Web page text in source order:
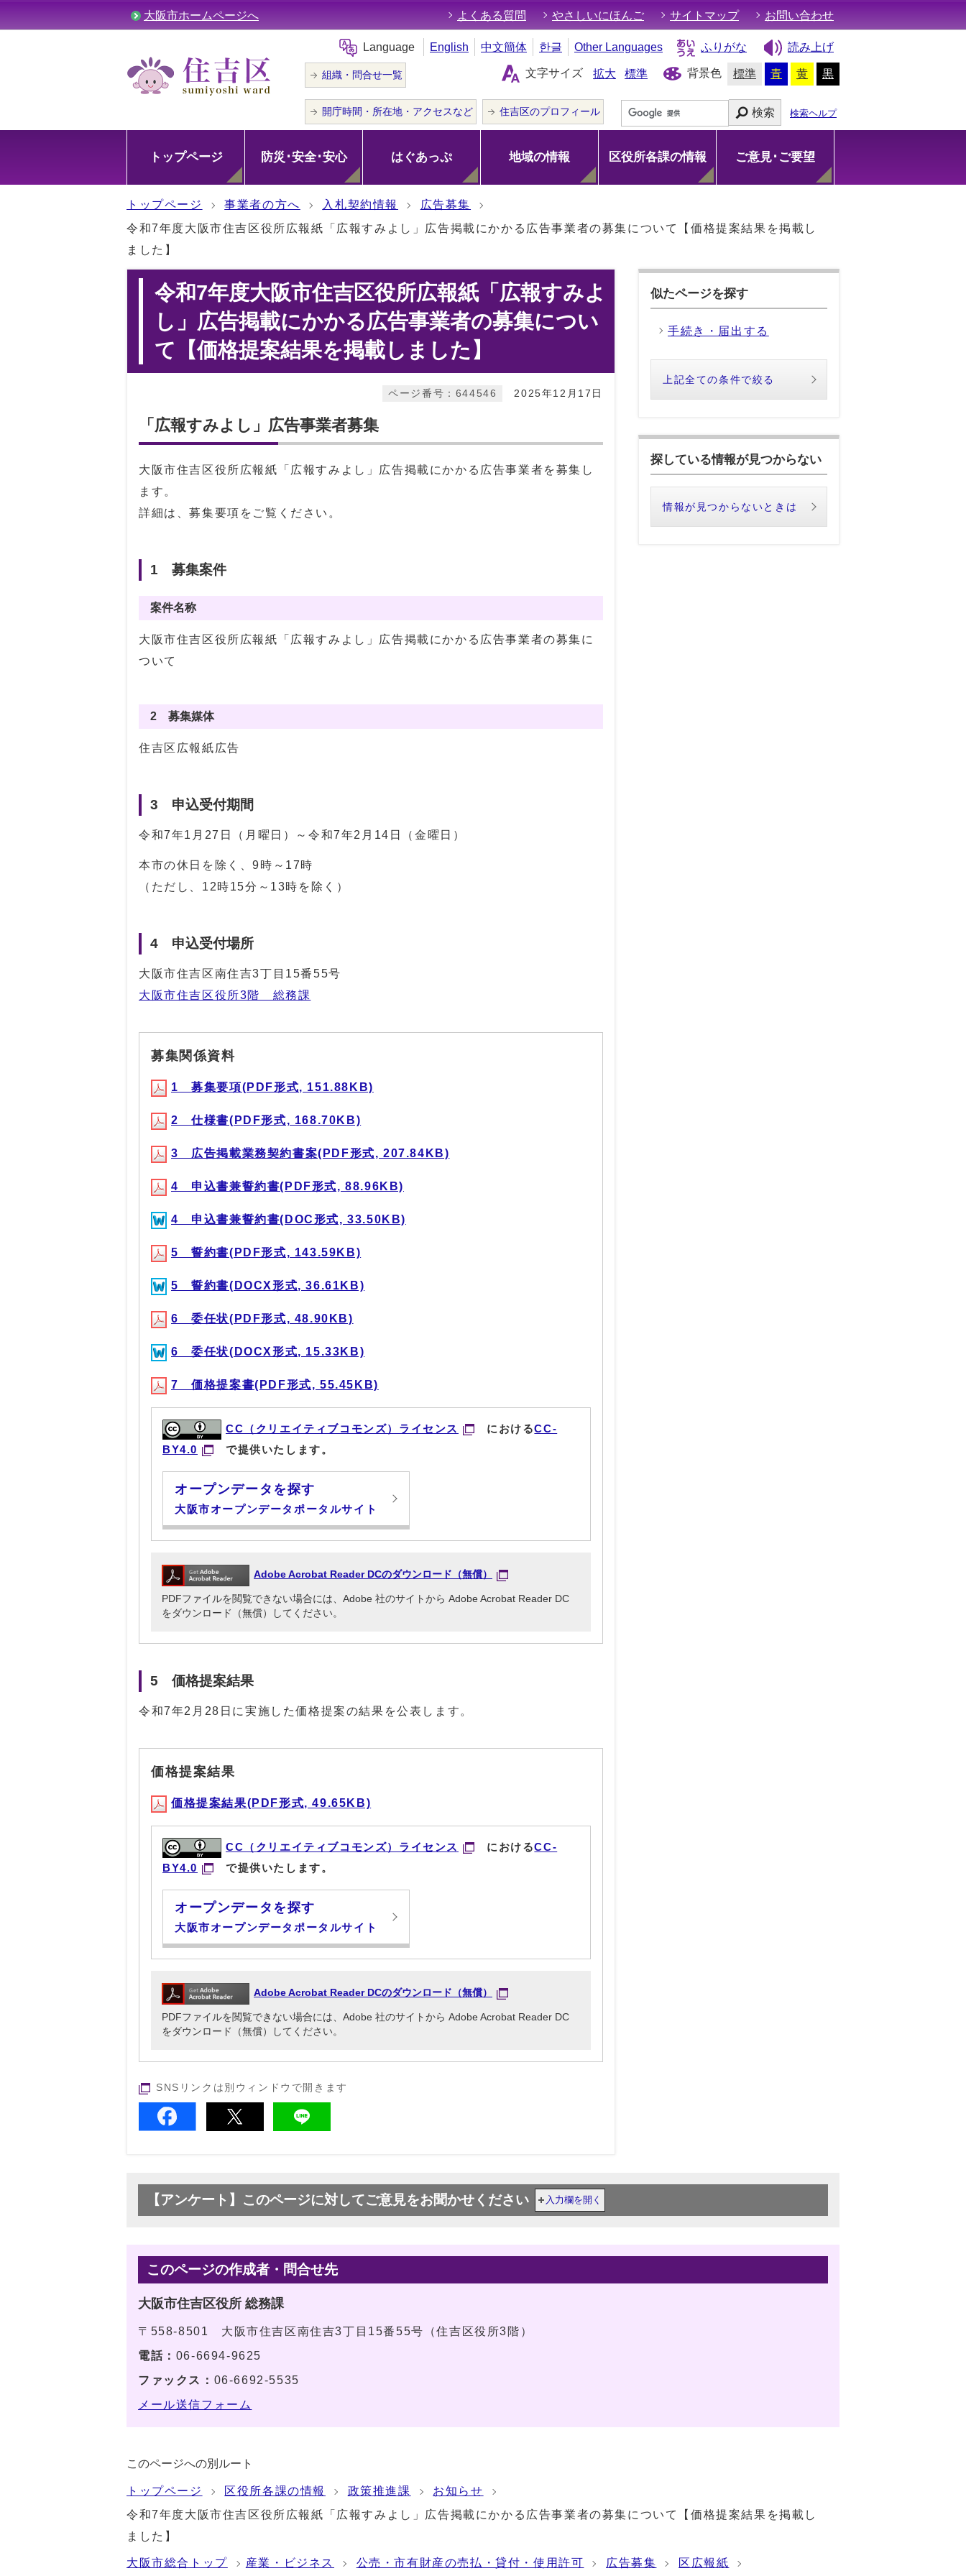
大阪市ホームページへ よくある質問 やさしいにほんご サイトマップ お問い合わせ
Language English 中文簡体 한글 Other Languages ふりがな 読み上げ
組織・問合せ一覧 文字サイズ 拡大 標準 背景色 標準 青 黄 黒
開庁時間・所在地・アクセスなど 住吉区のプロフィール 検索 検索ヘルプ
トップページ 防災･安全･安心 はぐあっぷ 地域の情報 区役所各課の情報 ご意見･ご要望
トップページ 事業者の方へ 入札契約情報
広告募集
令和7年度大阪市住吉区役所広報紙「広報すみよし」広告掲載にかかる広告事業者の募集について【価格提案結果を掲載し
ました】
令和7年度大阪市住吉区役所広報紙「広報すみよ
し」広告掲載にかかる広告事業者の募集につい
て【価格提案結果を掲載しました】
2025年12月17日
ページ番号：644546
「広報すみよし」広告事業者募集
大阪市住吉区役所広報紙「広報すみよし」広告掲載にかかる広告事業者を募集し
ます。
詳細は、募集要項をご覧ください。
1 募集案件
案件名称
大阪市住吉区役所広報紙「広報すみよし」広告掲載にかかる広告事業者の募集に
ついて
2 募集媒体
住吉区広報紙広告
3 申込受付期間
令和7年1月27日（月曜日）～令和7年2月14日（金曜日）
本市の休日を除く、9時～17時
（ただし、12時15分～13時を除く）
4 申込受付場所
大阪市住吉区南住吉3丁目15番55号
大阪市住吉区役所3階 総務課
募集関係資料
1 募集要項(PDF形式, 151.88KB)
2 仕様書(PDF形式, 168.70KB)
3 広告掲載業務契約書案(PDF形式, 207.84KB)
4 申込書兼誓約書(PDF形式, 88.96KB)
4 申込書兼誓約書(DOC形式, 33.50KB)
5 誓約書(PDF形式, 143.59KB)
5 誓約書(DOCX形式, 36.61KB)
6 委任状(PDF形式, 48.90KB)
6 委任状(DOCX形式, 15.33KB)
7 価格提案書(PDF形式, 55.45KB)
CC（クリエイティブコモンズ）ライセンス におけるCC-
BY4.0
で提供いたします。
オープンデータを探す
大阪市オープンデータポータルサイト
Adobe Acrobat Reader DCのダウンロード（無償）
PDFファイルを閲覧できない場合には、Adobe 社のサイトから Adobe Acrobat Reader DC
をダウンロード（無償）してください。
5 価格提案結果
令和7年2月28日に実施した価格提案の結果を公表します。
価格提案結果
価格提案結果(PDF形式, 49.65KB)
CC（クリエイティブコモンズ）ライセンス におけるCC-
BY4.0
で提供いたします。
オープンデータを探す
大阪市オープンデータポータルサイト
Adobe Acrobat Reader DCのダウンロード（無償）
PDFファイルを閲覧できない場合には、Adobe 社のサイトから Adobe Acrobat Reader DC
をダウンロード（無償）してください。
SNSリンクは別ウィンドウで開きます
似たページを探す
手続き・届出する
上記全ての条件で絞る
探している情報が見つからない
情報が見つからないときは
【アンケート】このページに対してご意見をお聞かせください 入力欄を開く
このページの作成者・問合せ先
大阪市住吉区役所 総務課
〒558-8501 大阪市住吉区南住吉3丁目15番55号（住吉区役所3階）
電話： 06-6694-9625
ファックス： 06-6692-5535
メール送信フォーム
このページへの別ルート
トップページ 区役所各課の情報 政策推進課
お知らせ
令和7年度大阪市住吉区役所広報紙「広報すみよし」広告掲載にかかる広告事業者の募集について【価格提案結果を掲載し
ました】
大阪市総合トップ 産業・ビジネス 公売・市有財産の売払・貸付・使用許可 広告募集 区広報紙